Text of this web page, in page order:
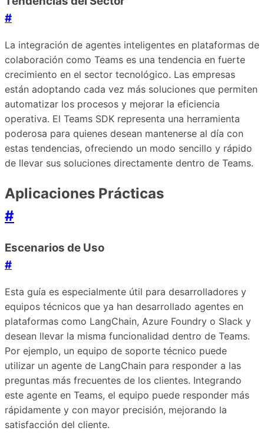
#
La integración de agentes inteligentes en plataformas de
colaboración como Teams es una tendencia en fuerte
crecimiento en el sector tecnológico. Las empresas
están adoptando cada vez más soluciones que permiten
automatizar los procesos y mejorar la eficiencia
operativa. El Teams SDK representa una herramienta
poderosa para quienes desean mantenerse al día con
estas tendencias, ofreciendo un modo sencillo y rápido
de llevar sus soluciones directamente dentro de Teams.
Aplicaciones Prácticas
#
Escenarios de Uso
#
Esta guía es especialmente útil para desarrolladores y
equipos técnicos que ya han desarrollado agentes en
plataformas como LangChain, Azure Foundry o Slack y
desean llevar la misma funcionalidad dentro de Teams.
Por ejemplo, un equipo de soporte técnico puede
utilizar un agente de LangChain para responder a las
preguntas más frecuentes de los clientes. Integrando
este agente en Teams, el equipo puede responder más
rápidamente y con mayor precisión, mejorando la
satisfacción del cliente.